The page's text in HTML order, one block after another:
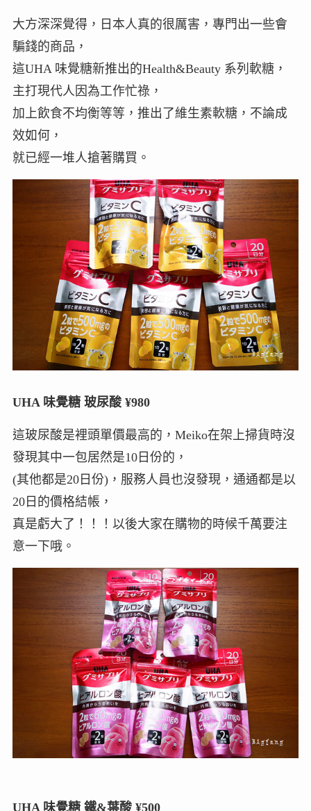
大方深深覺得，日本人真的很厲害，專門出一些會
騙錢的商品，
這UHA 味覺糖新推出的Health&Beauty 系列軟糖，
主打現代人因為工作忙祿，
加上飲食不均衡等等，推出了維生素軟糖，不論成
效如何，
就已經一堆人搶著購買。
UHA 味覺糖 玻尿酸 ¥980
這玻尿酸是裡頭單價最高的，Meiko在架上掃貨時沒
發現其中一包居然是10日份的，
(其他都是20日份)，服務人員也沒發現，通通都是以
20日的價格結帳，
真是虧大了！！！以後大家在購物的時候千萬要注
意一下哦。
UHA 味覺糖 鐵&葉酸 ¥500